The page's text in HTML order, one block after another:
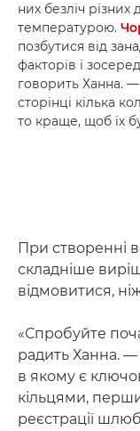
них безліч
температурою.
позбутися від
факторів і
говорить Ханна.
сторінці кілька
то краще, щоб їх
При створенні
складніше
відмовитися,
«Спробуйте
радить Ханна. —
в якому є
кільцями,
реєстрації